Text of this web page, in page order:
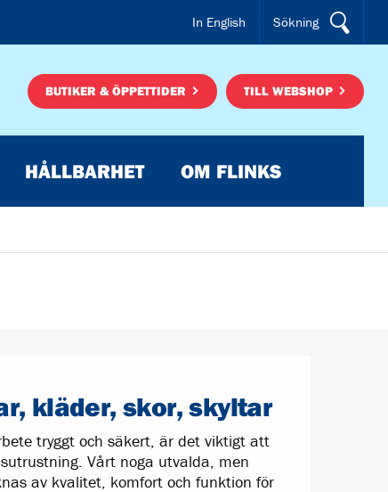
Sökning
In English
TILL WEBSHOP
BUTIKER & ÖPPETTIDER
HÅLLBARHET OM FLINKS
kläder, skor, skyltar
tryggt och säkert, är det viktigt att
Vårt noga utvalda, men
av kvalitet, komfort och funktion för